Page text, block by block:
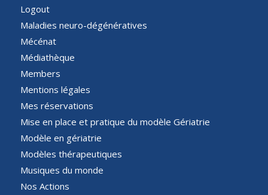
Logout
Maladies neuro-dégénératives
Mécénat
Médiathèque
Members
Mentions légales
Mes réservations
Mise en place et pratique du modèle Gériatrie
Modèle en gériatrie
Modèles thérapeutiques
Musiques du monde
Nos Actions